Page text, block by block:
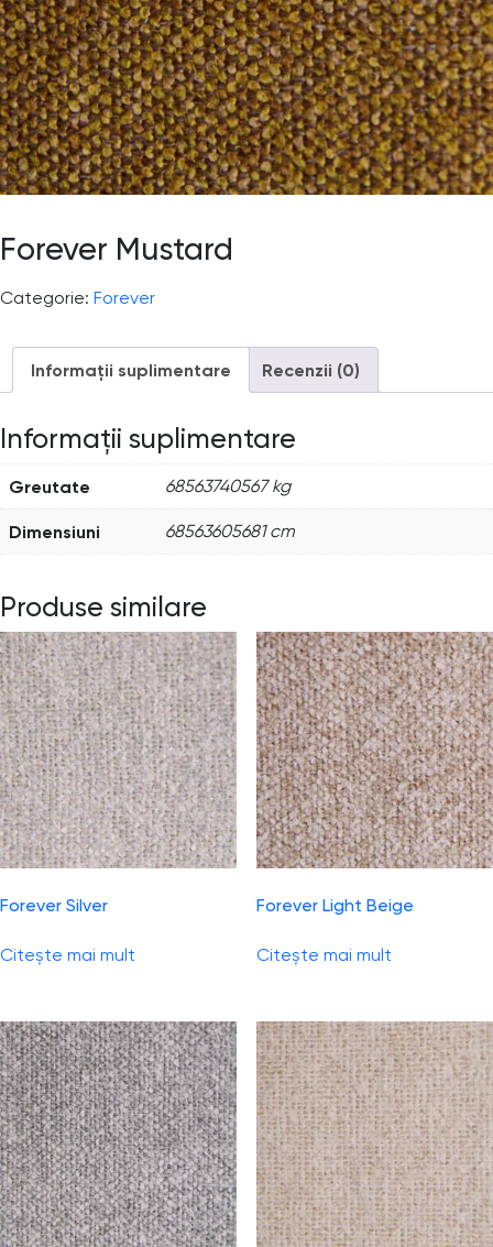
Forever Mustard
Categorie: Forever
Informații suplimentare Recenzii (0)
Informații suplimentare
Greutate 68563740567 kg
Dimensiuni 68563605681 cm
Produse similare
Forever Silver
Citește mai mult
Forever Light Beige
Citește mai mult